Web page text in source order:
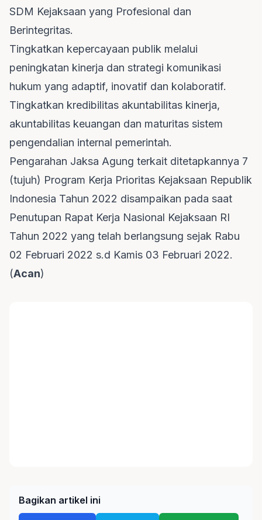
SDM Kejaksaan yang Profesional dan
Berintegritas.
Tingkatkan kepercayaan publik melalui
peningkatan kinerja dan strategi komunikasi
hukum yang adaptif, inovatif dan kolaboratif.
Tingkatkan kredibilitas akuntabilitas kinerja,
akuntabilitas keuangan dan maturitas sistem
pengendalian internal pemerintah.
Pengarahan Jaksa Agung terkait ditetapkannya 7
(tujuh) Program Kerja Prioritas Kejaksaan Republik
Indonesia Tahun 2022 disampaikan pada saat
Penutupan Rapat Kerja Nasional Kejaksaan RI
Tahun 2022 yang telah berlangsung sejak Rabu
02 Februari 2022 s.d Kamis 03 Februari 2022.
(Acan)
Bagikan artikel ini